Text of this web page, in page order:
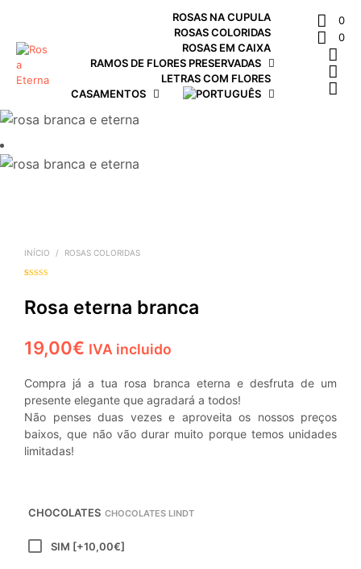
ROSAS NA CUPULA
ROSAS COLORIDAS
ROSAS EM CAIXA
RAMOS DE FLORES PRESERVADAS
LETRAS COM FLORES
CASAMENTOS
0
0
INÍCIO / ROSAS COLORIDAS
4.00
com base
em
cliente
Rosa eterna branca
19,00€ IVA incluido
Compra já a tua rosa branca eterna e desfruta de um
presente elegante que agradará a todos!
Não penses duas vezes e aproveita os nossos preços
baixos, que não vão durar muito porque temos unidades
limitadas!
CHOCOLATES CHOCOLATES LINDT
SIM [+10,00€]